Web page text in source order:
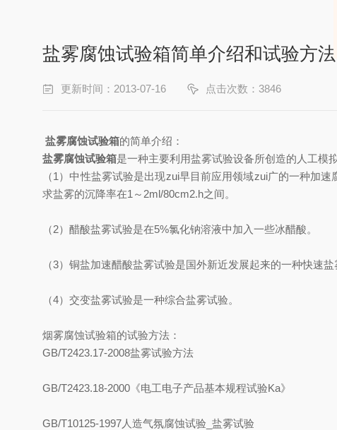
盐雾腐蚀试验箱简单介绍和试验方法
更新时间：2013-07-16 点击次数：3846
盐雾腐蚀试验箱的简单介绍：
盐雾腐蚀试验箱是一种主要利用盐雾试验设备所创造的人工模
（1）中性盐雾试验是出现zui早目前应用领域zui广的一种加
求盐雾的沉降率在1～2ml/80cm2.h之间。
（2）醋酸盐雾试验是在5%氯化钠溶液中加入一些冰醋酸。
（3）铜盐加速醋酸盐雾试验是国外新近发展起来的一种快
（4）交变盐雾试验是一种综合盐雾试验。
烟雾腐蚀试验箱的试验方法：
GB/T2423.17-2008盐雾试验方法
GB/T2423.18-2000《电工电子产品基本规程试验Ka》
GB/T10125-1997人造气氛腐蚀试验_盐雾试验